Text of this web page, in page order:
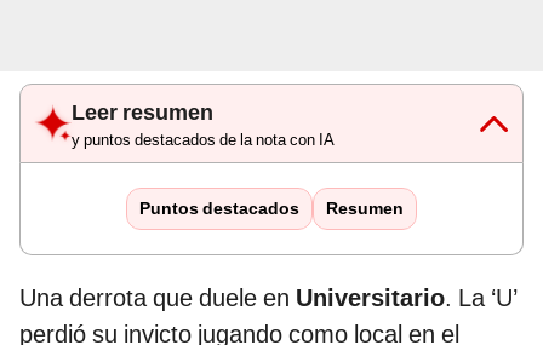
Leer resumen
y puntos destacados de la nota con IA
Puntos destacados Resumen
Una derrota que duele en Universitario. La ‘U’
perdió su invicto jugando como local en el